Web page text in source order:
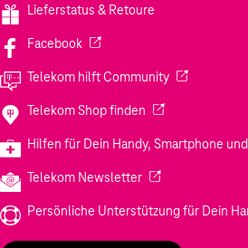
Lieferstatus & Retoure
Facebook(Wird in einem neuen Tab
Telekom hilft Community(Wird in
Telekom Shop finden (Wird in einem
Hilfen für Dein Handy, Smartphone
Telekom Newsletter(Wird in einem
Persönliche Unterstützung für Dein